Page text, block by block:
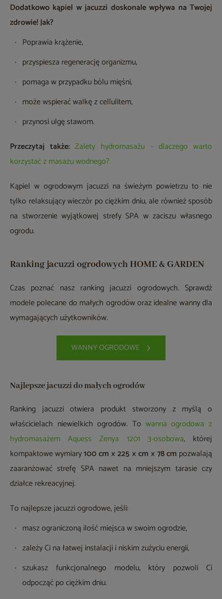
Dodatkowo kąpiel w jacuzzi doskonale wpływa na Twojej
zdrowie! Jak?
Poprawia krążenie,
przyspiesza regenerację organizmu,
pomaga w przypadku bólu mięśni,
może wspierać walkę z cellulitem,
przynosi ulgę stawom.
Przeczytaj także: Zalety hydromasażu – dlaczego warto
korzystać z masażu wodnego?
Kąpiel w ogrodowym jacuzzi na świeżym powietrzu to nie
tylko relaksujący wieczór po ciężkim dniu, ale również sposób
na stworzenie wyjątkowej strefy SPA w zaciszu własnego
ogrodu.
Ranking jacuzzi ogrodowych HOME & GARDEN
Czas poznać nasz ranking jacuzzi ogrodowych. Sprawdź
modele polecane do małych ogrodów oraz idealne wanny dla
wymagających użytkowników.
WANNY OGRODOWE
Najlepsze jacuzzi do małych ogrodów
Ranking jacuzzi otwiera produkt stworzony z myślą o
właścicielach niewielkich ogrodów. To wanna ogrodowa z
hydromasażem Aquess Zenya 1201 3-osobowa, której
kompaktowe wymiary100 cm × 225 × cm × 78 cm pozwalają
zaaranżować strefę SPA nawet na mniejszym tarasie czy
działce rekreacyjnej.
To najlepsze jacuzzi ogrodowe, jeśli:
masz ograniczoną ilość miejsca w swoim ogrodzie,
zależy Ci na łatwej instalacji i niskim zużyciu energii,
szukasz funkcjonalnego modelu, który pozwoli Ci
odpocząć po ciężkim dniu.